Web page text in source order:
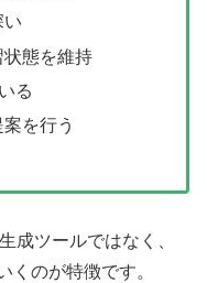
い
状態を維持
る
を行う
成ツールではなく、
くのが特徴です。